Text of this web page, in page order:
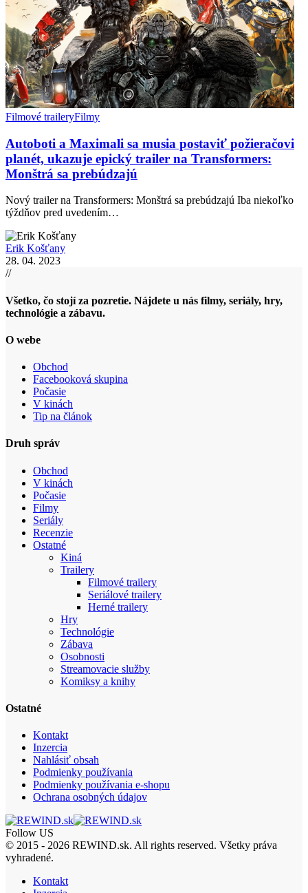
Filmové traileryFilmy
Autoboti a Maximali sa musia postaviť požieračovi
planét, ukazuje epický trailer na Transformers:
Monštrá sa prebúdzajú
Nový trailer na Transformers: Monštrá sa prebúdzajú Iba niekoľko
týždňov pred uvedením…
Erik Košťany
28. 04. 2023
//
Všetko, čo stojí za pozretie. Nájdete u nás filmy, seriály, hry,
technológie a zábavu.
O webe
Obchod
Facebooková skupina
Počasie
V kinách
Tip na článok
Druh správ
Obchod
V kinách
Počasie
Filmy
Seriály
Recenzie
Ostatné
Kiná
Trailery
Filmové trailery
Seriálové trailery
Herné trailery
Hry
Technológie
Zábava
Osobnosti
Streamovacie služby
Komiksy a knihy
Ostatné
Kontakt
Inzercia
Nahlásiť obsah
Podmienky používania
Podmienky používania e-shopu
Ochrana osobných údajov
Follow US
© 2015 - 2026 REWIND.sk. All rights reserved. Všetky práva
vyhradené.
Kontakt